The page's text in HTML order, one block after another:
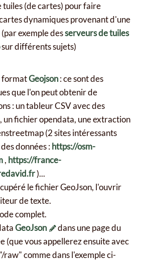
tuiles (de cartes) pour faire
dynamiques provenant d'une
exemple desserveurs de tuiles
sur différents sujets)
formatGeojson: ce sont des
que l'on peut obtenir de
: un tableur CSV avec des
un fichier opendata, une extraction
(2 sites intéressants
données :https://osm-
, https://france-
)...
le fichier GeoJson, l'ouvrir
de texte.
complet.
GeoJson
dans une page du
(que vous appellerez ensuite avec
raw" comme dans l'exemple ci-